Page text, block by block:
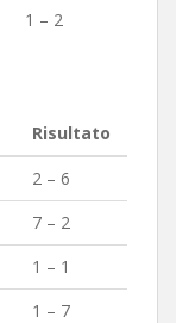
1 – 2
Risultato
2 – 6
7 – 2
1 – 1
1 – 7